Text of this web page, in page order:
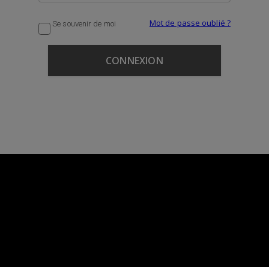
Se souvenir de moi Mot de passe oublié ?